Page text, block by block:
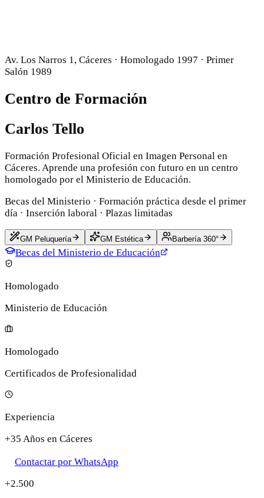
Av. Los Narros 1, Cáceres · Homologado 1997 · Primer
Salón 1989
Centro de Formación
Carlos Tello
Formación Profesional Oficial en Imagen Personal en
Cáceres. Aprende una profesión con futuro en un centro
homologado por el Ministerio de Educación.
Becas del Ministerio · Formación práctica desde el primer
día · Inserción laboral · Plazas limitadas
GM Peluquería GM Estética Barbería 360°
Becas del Ministerio de Educación
Homologado
Ministerio de Educación
Homologado
Certificados de Profesionalidad
Experiencia
+35 Años en Cáceres
Contactar por WhatsApp
+2.500